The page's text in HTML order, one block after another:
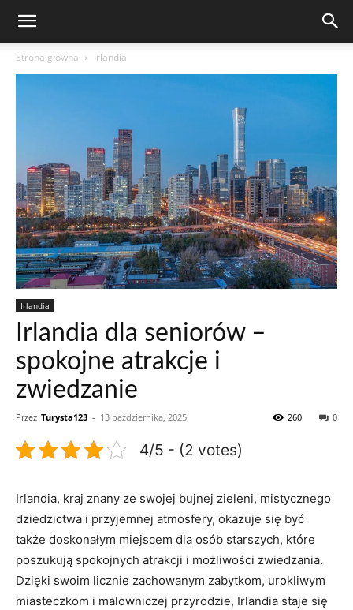
Strona główna Irlandia
Irlandia
Irlandia dla seniorów –
spokojne atrakcje i
zwiedzanie
Przez Turysta123 - 13 października, 2025 0
260
4/5 - (2 votes)
Irlandia, kraj znany ze swojej bujnej zieleni, mistycznego
‍dziedzictwa i przyjemnej atmosfery, okazuje się być
także doskonałym miejscem dla osób starszych, które
poszukują spokojnych atrakcji i możliwości zwiedzania.
Dzięki swoim licznie zachowanym zabytkom, urokliwym
miasteczkom i malowniczej przyrodzie,⁣ Irlandia staje się